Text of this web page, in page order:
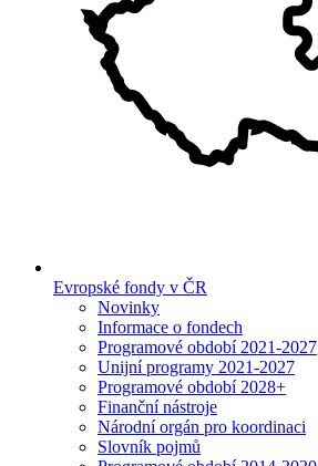
Evropské fondy v ČR
Novinky
Informace o fondech
Programové období 2021-2027
Unijní programy 2021-2027
Programové období 2028+
Finanční nástroje
Národní orgán pro koordinaci
Slovník pojmů